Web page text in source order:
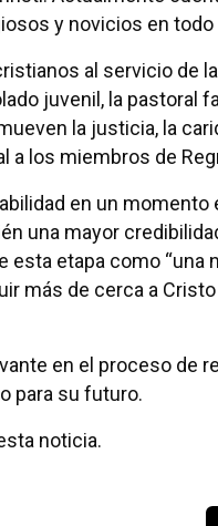
y novicios en todo
al servicio de
juvenil, la pastoral
la justicia, la
a los miembros de
en un momento
una mayor
etapa como “una
más de cerca a
en el proceso de
para su futuro.
noticia.